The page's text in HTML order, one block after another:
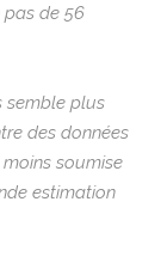
pas de 56
semble plus
des données
soumise
estimation